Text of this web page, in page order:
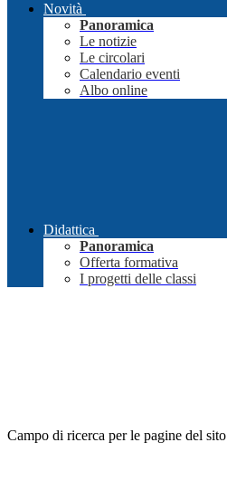
Novità
Panoramica
Le notizie
Le circolari
Calendario eventi
Albo online
Didattica
Panoramica
Offerta formativa
I progetti delle classi
Campo di ricerca per le pagine del sito